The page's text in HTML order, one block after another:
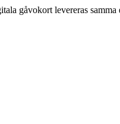
gåvokort levereras samma